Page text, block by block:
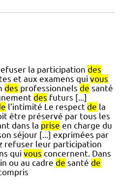
la participation des
et aux examens qui vous
des professionnels de santé
des futurs [...]
l’intimité Le respect de la
être préservé par tous les
dans la prise en charge du
séjour [...] exprimées par
refuser leur participation
qui vous concernent. Dans
ou au cadre de santé de